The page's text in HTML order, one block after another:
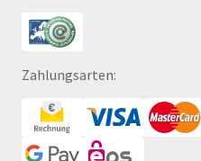
Zahlungsarten: